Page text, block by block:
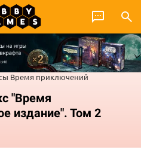
Время приключений
"Время
издание". Том 2